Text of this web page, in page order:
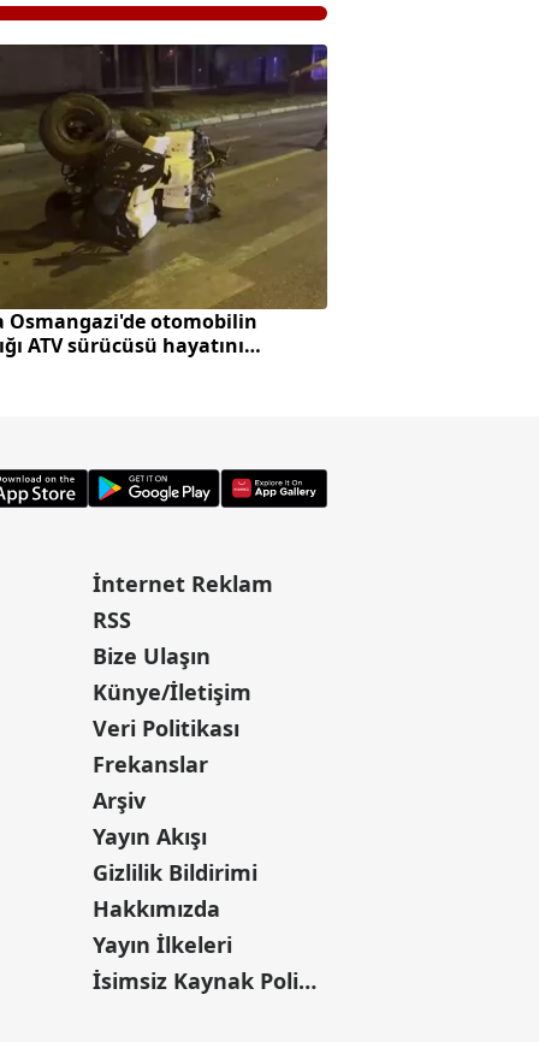
Osmangazi'de otomobilin
ATV sürücüsü hayatını
İnternet Reklam
RSS
Bize Ulaşın
Künye/İletişim
Veri Politikası
Frekanslar
Arşiv
Yayın Akışı
Gizlilik Bildirimi
Hakkımızda
Yayın İlkeleri
İsimsiz Kaynak Politikası